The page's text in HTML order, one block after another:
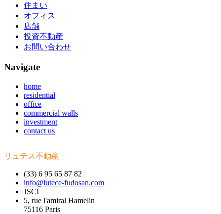
住まい
オフィス
店舗
投資不動産
お問い合わせ
Navigate
home
residential
office
commercial walls
investment
contact us
リュテス不動産
(33) 6 95 65 87 82
info@lutece-fudosan.com
JSCI
5, rue l'amiral Hamelin
75116 Paris